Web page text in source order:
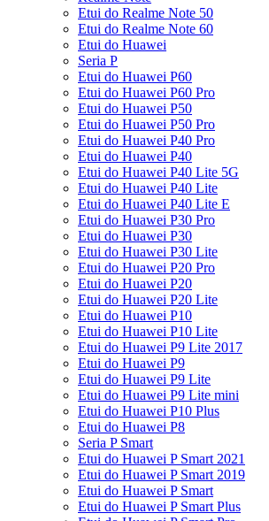
Etui do Realme Note 50
Etui do Realme Note 60
Etui do Huawei
Seria P
Etui do Huawei P60
Etui do Huawei P60 Pro
Etui do Huawei P50
Etui do Huawei P50 Pro
Etui do Huawei P40 Pro
Etui do Huawei P40
Etui do Huawei P40 Lite 5G
Etui do Huawei P40 Lite
Etui do Huawei P40 Lite E
Etui do Huawei P30 Pro
Etui do Huawei P30
Etui do Huawei P30 Lite
Etui do Huawei P20 Pro
Etui do Huawei P20
Etui do Huawei P20 Lite
Etui do Huawei P10
Etui do Huawei P10 Lite
Etui do Huawei P9 Lite 2017
Etui do Huawei P9
Etui do Huawei P9 Lite
Etui do Huawei P9 Lite mini
Etui do Huawei P10 Plus
Etui do Huawei P8
Seria P Smart
Etui do Huawei P Smart 2021
Etui do Huawei P Smart 2019
Etui do Huawei P Smart
Etui do Huawei P Smart Plus